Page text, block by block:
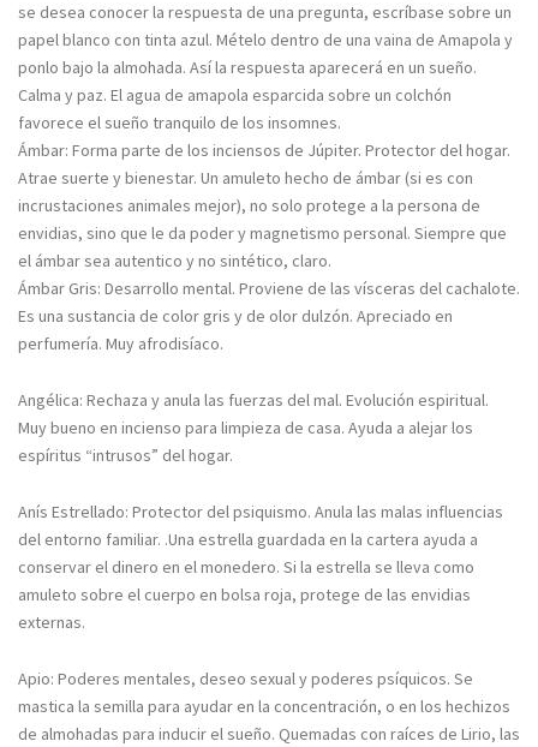
se desea conocer la respuesta de una pregunta, escríbase sobre un
papel blanco con tinta azul. Mételo dentro de una vaina de Amapola y
ponlo bajo la almohada. Así la respuesta aparecerá en un sueño.
Calma y paz. El agua de amapola esparcida sobre un colchón
favorece el sueño tranquilo de los insomnes.
Ámbar: Forma parte de los inciensos de Júpiter. Protector del hogar.
Atrae suerte y bienestar. Un amuleto hecho de ámbar (si es con
incrustaciones animales mejor), no solo protege a la persona de
envidias, sino que le da poder y magnetismo personal. Siempre que
el ámbar sea autentico y no sintético, claro.
Ámbar Gris: Desarrollo mental. Proviene de las vísceras del cachalote.
Es una sustancia de color gris y de olor dulzón. Apreciado en
perfumería. Muy afrodisíaco.
Angélica: Rechaza y anula las fuerzas del mal. Evolución espiritual.
Muy bueno en incienso para limpieza de casa. Ayuda a alejar los
espíritus “intrusos” del hogar.
Anís Estrellado: Protector del psiquismo. Anula las malas influencias
del entorno familiar. .Una estrella guardada en la cartera ayuda a
conservar el dinero en el monedero. Si la estrella se lleva como
amuleto sobre el cuerpo en bolsa roja, protege de las envidias
externas.
Apio: Poderes mentales, deseo sexual y poderes psíquicos. Se
mastica la semilla para ayudar en la concentración, o en los hechizos
de almohadas para inducir el sueño. Quemadas con raíces de Lirio, las